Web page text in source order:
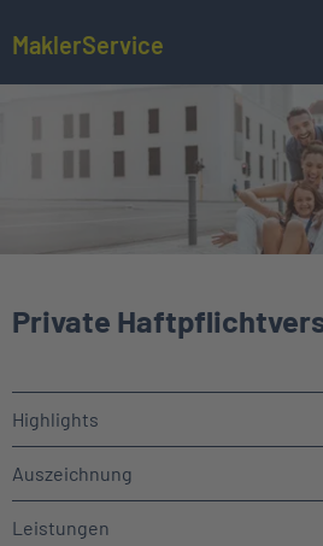
MaklerService
Private
Highlights
Auszeichnung
Leistungen